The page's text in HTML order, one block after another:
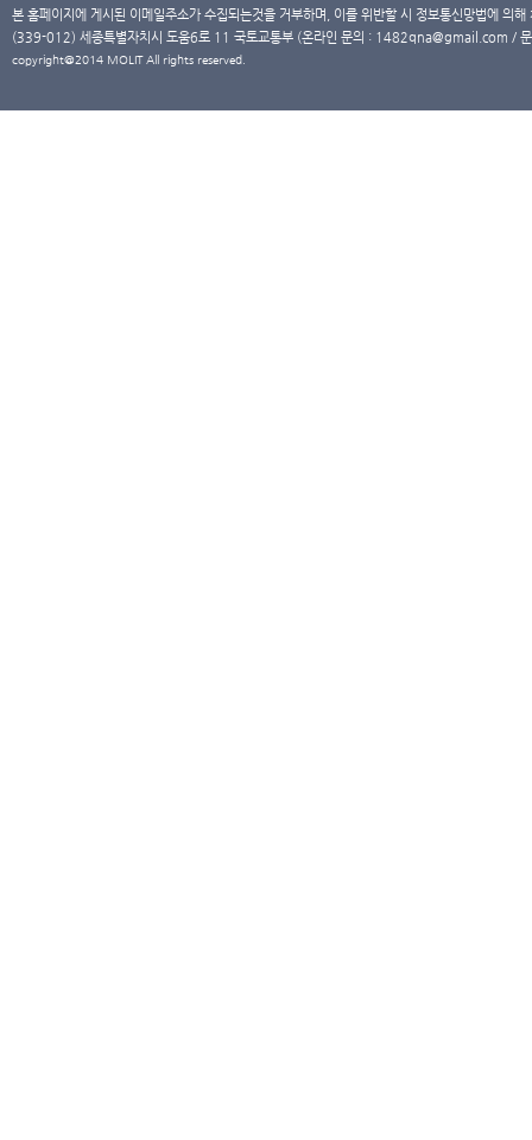
본 홈페이지에 게시된 이메일주소가 수집되는것을 거부하며, 이를 위반할 시 정보통신망법에 의
(339-012) 세종특별자치시 도움6로 11 국토교통부 (온라인 문의 : 1482qna@gmail.com /
copyright@2014 MOLIT All rights reserved.